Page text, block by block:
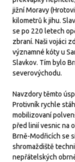
jižní Moravy
kilometrů k jihu.
se po 220 letech
zbraní. Naši vojáci
významné kóty u
Slavkov. Tím bylo
severovýchodu.
Navzdory těmto
Protivník rychle
mobilizovaní
před linií vesnic na
Brně-Modřicích se
shromaždiště
nepřátelských